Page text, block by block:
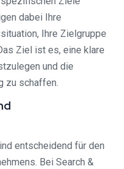
dabei Ihre
Ihre Zielgruppe
Ziel ist es, eine klare
und die
zu schaffen.
entscheidend für den
Bei Search &